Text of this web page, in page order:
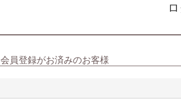
会員登録がお済みのお客様